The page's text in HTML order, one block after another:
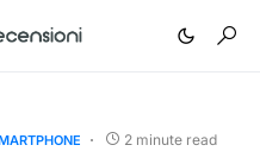
2 minute read